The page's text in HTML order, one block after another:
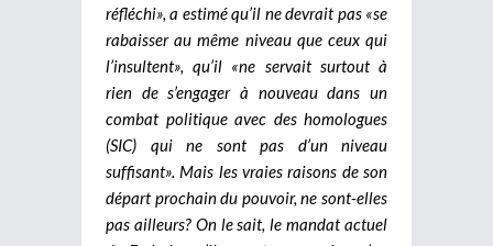
réfléchi», a estimé qu’il ne devrait pas «se
rabaisser au même niveau que ceux qui
l’insultent», qu’il «ne servait surtout à
rien de s’engager à nouveau dans un
combat politique avec des homologues
(SIC) qui ne sont pas d’un niveau
suffisant». Mais les vraies raisons de son
départ prochain du pouvoir, ne sont-elles
pas ailleurs? On le sait, le mandat actuel